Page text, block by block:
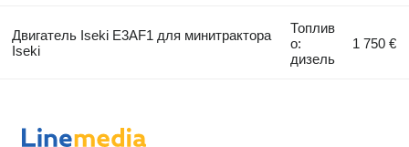
Двигатель Iseki E3AF1 для минитрактора
Iseki
Топлив
о:
дизель
1 750 €